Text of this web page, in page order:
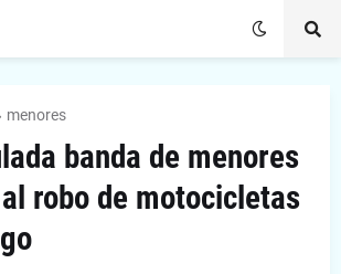
menores
banda de menores
robo de motocicletas